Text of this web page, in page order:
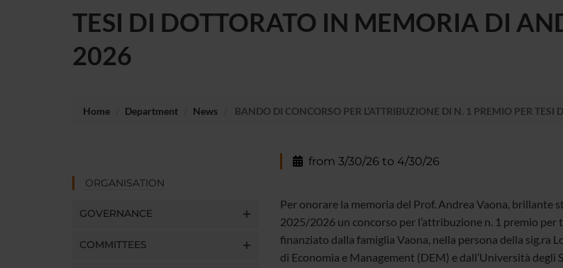
TESI DI DOTTORATO IN MEMORIA DI
2026
Home Department News BANDO DI CONCORSO PER L’ATTRIBUZIONE DI N. 1 PREMIO PER
ORGANISATION
GOVERNANCE
COMMITTEES
from 3/30/26 to 4/30/26
Per onorare la memoria del Prof. Andrea Vaona, brillante
2025/2026 un concorso per l’attribuzione n. 1 premio
finanziato dalla famiglia Vaona, nella persona della sig.ra
di Economia e Management (DEM) e dall’Università